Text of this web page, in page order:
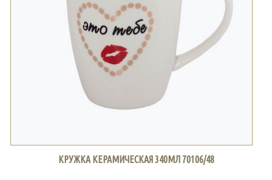
КРУЖКА КЕРАМИЧЕСКАЯ 340МЛ 70106/48